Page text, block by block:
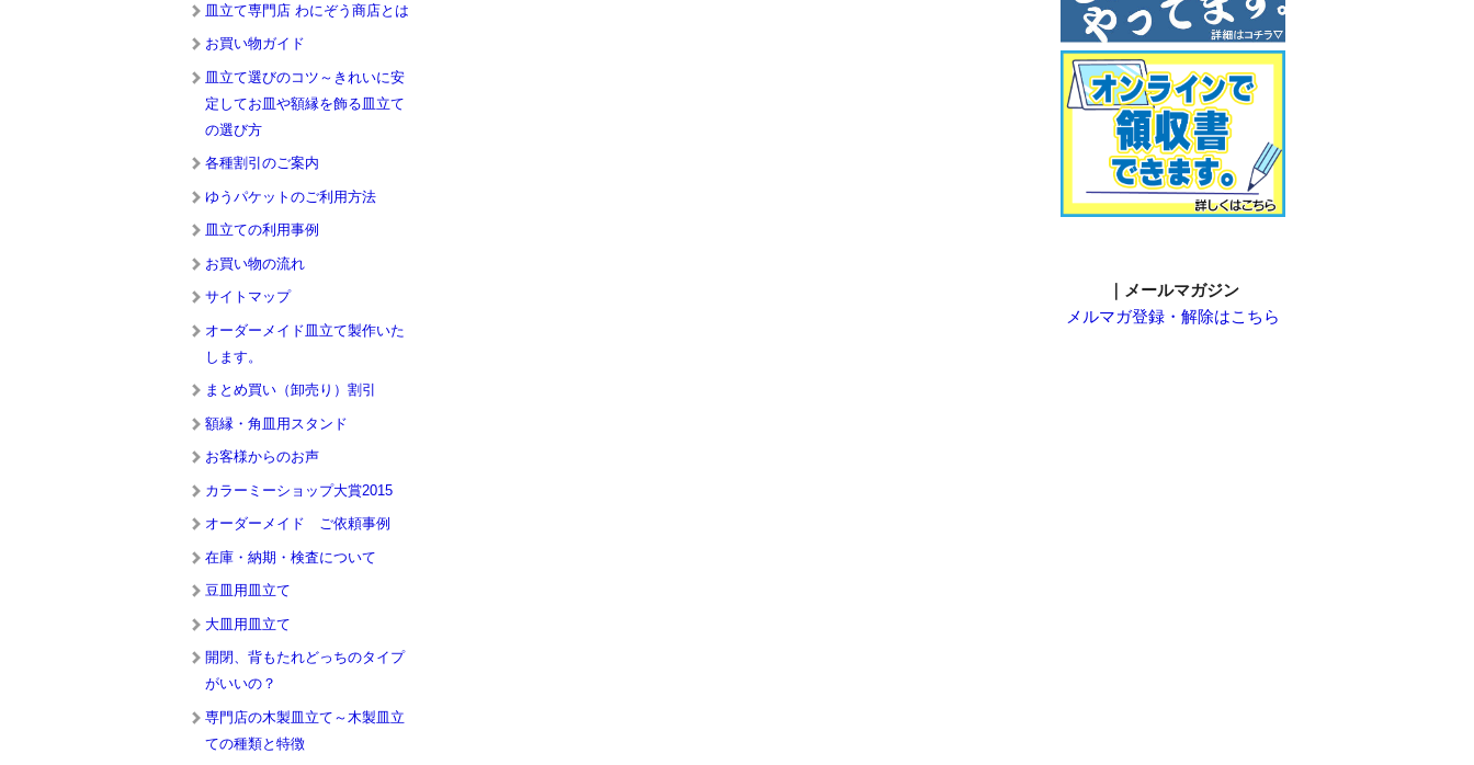
皿立て専門店 わにぞう商店とは
お買い物ガイド
皿立て選びのコツ～きれいに安
定してお皿や額縁を飾る皿立て
の選び方
各種割引のご案内
ゆうパケットのご利用方法
皿立ての利用事例
お買い物の流れ
サイトマップ
オーダーメイド皿立て製作いた
します。
まとめ買い（卸売り）割引
額縁・角皿用スタンド
お客様からのお声
カラーミーショップ大賞2015
オーダーメイド ご依頼事例
在庫・納期・検査について
豆皿用皿立て
大皿用皿立て
開閉、背もたれどっちのタイプ
がいいの？
専門店の木製皿立て～木製皿立
ての種類と特徴
｜メールマガジン
メルマガ登録・解除はこちら